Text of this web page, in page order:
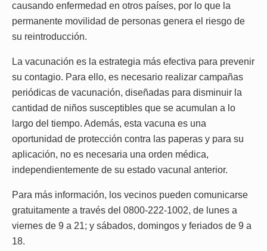
causando enfermedad en otros países, por lo que la
permanente movilidad de personas genera el riesgo de
su reintroducción.
La vacunación es la estrategia más efectiva para prevenir
su contagio. Para ello, es necesario realizar campañas
periódicas de vacunación, diseñadas para disminuir la
cantidad de niños susceptibles que se acumulan a lo
largo del tiempo. Además, esta vacuna es una
oportunidad de protección contra las paperas y para su
aplicación, no es necesaria una orden médica,
independientemente de su estado vacunal anterior.
Para más información, los vecinos pueden comunicarse
gratuitamente a través del 0800-222-1002, de lunes a
viernes de 9 a 21; y sábados, domingos y feriados de 9 a
18.